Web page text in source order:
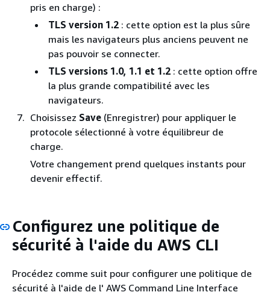
pris en charge) :
TLS version 1.2 : cette option est la plus sûre
mais les navigateurs plus anciens peuvent ne
pas pouvoir se connecter.
TLS versions 1.0, 1.1 et 1.2 : cette option offre
la plus grande compatibilité avec les
navigateurs.
Choisissez Save (Enregistrer) pour appliquer le
protocole sélectionné à votre équilibreur de
charge.
Votre changement prend quelques instants pour
devenir effectif.
Configurez une politique de
sécurité à l'aide du AWS CLI
Procédez comme suit pour configurer une politique de
sécurité à l'aide de l' AWS Command Line Interface